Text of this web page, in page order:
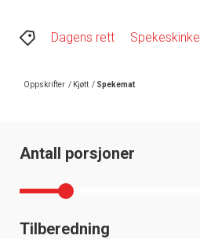
Dagens rett Spekeskinke
Oppskrifter / Kjøtt / Spekemat
Antall porsjoner
Tilberedning